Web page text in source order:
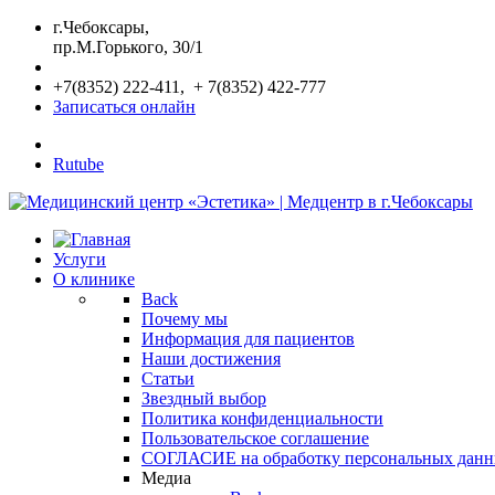
г.Чебоксары,
пр.М.Горького, 30/1
+7(8352) 222-411, + 7(8352) 422-777
Записаться онлайн
Rutube
Услуги
О клинике
Back
Почему мы
Информация для пациентов
Наши достижения
Статьи
Звездный выбор
Политика конфиденциальности
Пользовательское соглашение
СОГЛАСИЕ на обработку персональных
Медиа